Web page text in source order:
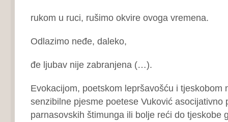
rukom u ruci, rušimo okvire ovoga vremena.
Odlazimo neđe, daleko,
đe ljubav nije zabranjena (…).
Evokacijom, poetskom lepršavošću i tjeskobom
senzibilne pjesme poetese Vuković asocijativno
parnasovskih štimunga ili bolje reći do tjeskobe